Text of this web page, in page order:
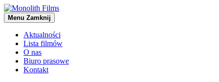
Menu Zamknij
Aktualności
Lista filmów
O nas
Biuro prasowe
Kontakt